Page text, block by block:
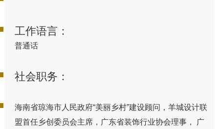
工作语言：
普通话
社会职务：
海南省琼海市人民政府“美丽乡村”建设顾问，羊城设计联
盟首任乡创委员会主席，广东省装饰行业协会理事， 广